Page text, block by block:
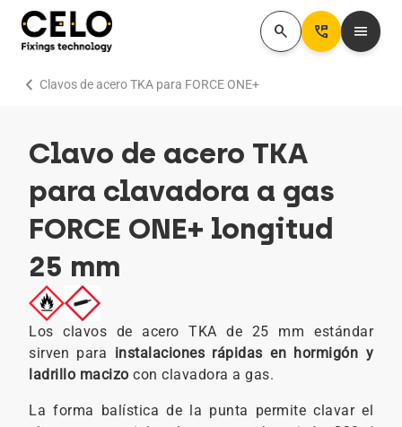
search Perm_Phone_Msg menu
Clavos de acero TKA para FORCE ONE+
chevron_right
Clavo de acero TKA
para clavadora a gas
FORCE ONE+ longitud
25 mm
Los clavos de acero TKA de 25 mm estándar
sirven para instalaciones rápidas en hormigón y
ladrillo macizo con clavadora a gas.
La forma balística de la punta permite clavar el